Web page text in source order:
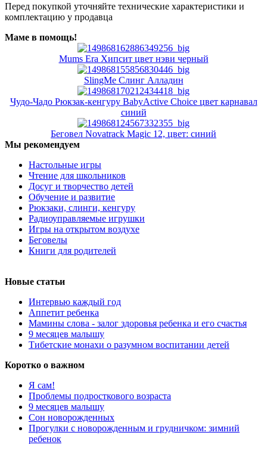
Перед покупкой уточняйте технические характеристики и
комплектацию у продавца
Маме в помощь!
Mums Era Хипсит цвет нэви черный
SlingMe Слинг Алладин
Чудо-Чадо Рюкзак-кенгуру BabyActive Choice цвет карнавал
синий
Беговел Novatrack Magic 12, цвет: синий
Мы рекомендуем
Настольные игры
Чтение для школьников
Досуг и творчество детей
Обучение и развитие
Рюкзаки, слинги, кенгуру
Радиоуправляемые игрушки
Игры на открытом воздухе
Беговелы
Книги для родителей
Новые статьи
Интервью каждый год
Аппетит ребенка
Мамины слова - залог здоровья ребенка и его счастья
9 месяцев малышу
Тибетские монахи о разумном воспитании детей
Коротко о важном
Я сам!
Проблемы подросткового возраста
9 месяцев малышу
Сон новорожденных
Прогулки с новорожденным и грудничком: зимний
ребенок